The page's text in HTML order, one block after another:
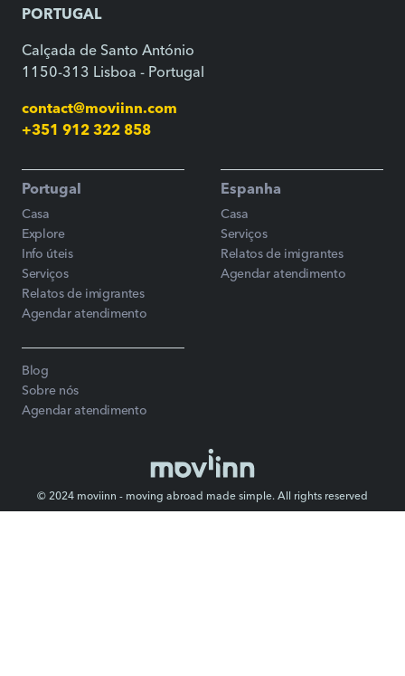
PORTUGAL
Calçada de Santo António
1150-313 Lisboa - Portugal
contact@moviinn.com
+351 912 322 858
Portugal
Casa
Explore
Info úteis
Serviços
Relatos de imigrantes
Agendar atendimento
Espanha
Casa
Serviços
Relatos de imigrantes
Agendar atendimento
Blog
Sobre nós
Agendar atendimento
© 2024 moviinn - moving abroad made simple. All rights reserved